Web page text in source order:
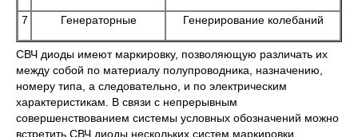
7 Генераторные Генерирование колебаний
СВЧ диоды имеют маркировку, позволяющую различать их
между собой по материалу полупроводника, назначению,
номеру типа, а следовательно, и по электрическим
характеристикам. В связи с непрерывным
совершенствованием системы условных обозначений можно
встретить СВЧ диоды нескольких систем маркировки.